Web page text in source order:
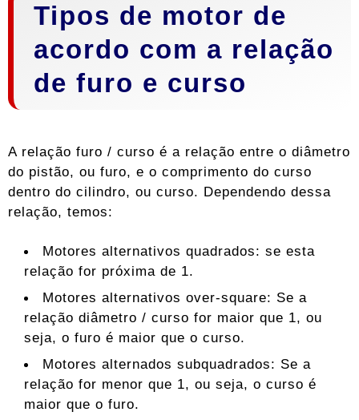
Tipos de motor de
acordo com a relação
de furo e curso
A relação furo / curso é a relação entre o diâmetro
do pistão, ou furo, e o comprimento do curso
dentro do cilindro, ou curso. Dependendo dessa
relação, temos:
Motores alternativos quadrados: se esta
relação for próxima de 1.
Motores alternativos over-square: Se a
relação diâmetro / curso for maior que 1, ou
seja, o furo é maior que o curso.
Motores alternados subquadrados: Se a
relação for menor que 1, ou seja, o curso é
maior que o furo.